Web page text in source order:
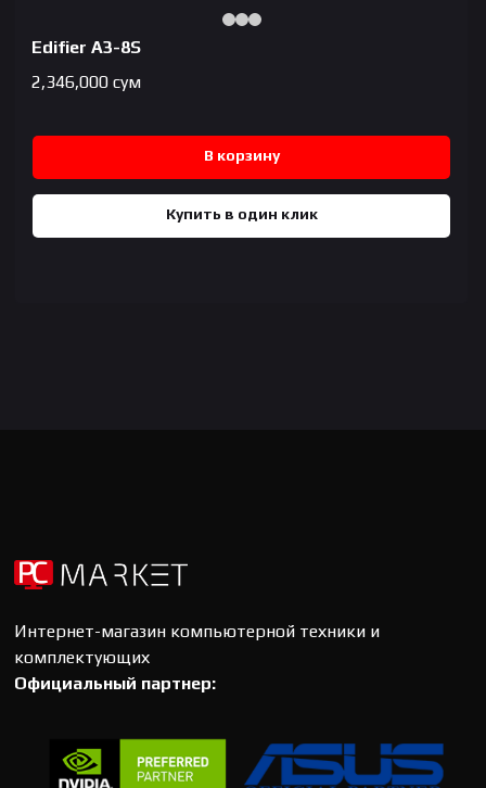
Edifier A3-8S
2,346,000 сум
В корзину
Купить в один клик
Интернет-магазин компьютерной техники и
комплектующих
Официальный партнер: